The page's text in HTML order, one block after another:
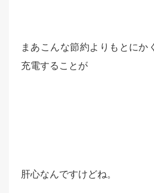
まあこんな節約よりもとにか
充電することが
肝心なんですけどね。